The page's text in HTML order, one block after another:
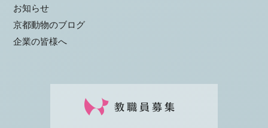
お知らせ
京都動物のブログ
企業の皆様へ